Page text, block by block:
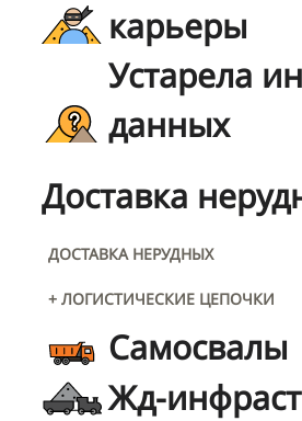
карьеры
Устарела
данных
Доставка
ДОСТАВКА НЕРУДНЫХ
+ ЛОГИСТИЧЕСКИЕ ЦЕПОЧКИ
Самосвалы
Жд-